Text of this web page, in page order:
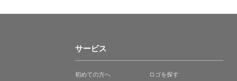
サービス
初めての方へ
ロゴを探す